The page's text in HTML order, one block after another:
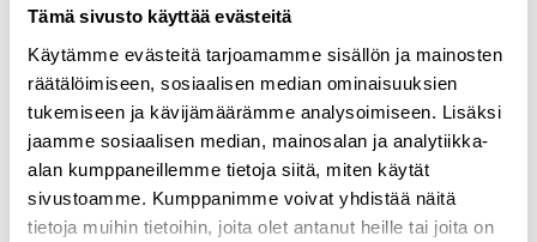
Tämä sivusto käyttää evästeitä
Käytämme evästeitä tarjoamamme sisällön ja mainosten
räätälöimiseen, sosiaalisen median ominaisuuksien
tukemiseen ja kävijämäärämme analysoimiseen. Lisäksi
jaamme sosiaalisen median, mainosalan ja analytiikka-
alan kumppaneillemme tietoja siitä, miten käytät
sivustoamme. Kumppanimme voivat yhdistää näitä
tietoja muihin tietoihin, joita olet antanut heille tai joita on
Täydentävät tiedot
Vääntimen lukitus
Riippulukolla lukittavissa OFF asentoon
1-3 riippulukkoa
Vääntimen asennuksen paikka
Etupuoli